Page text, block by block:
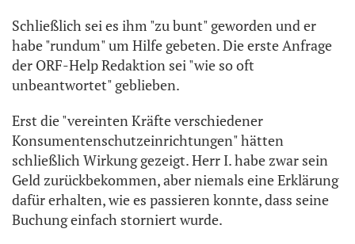
Schließlich sei es ihm "zu bunt" geworden und er
habe "rundum" um Hilfe gebeten. Die erste Anfrage
der ORF-Help Redaktion sei "wie so oft
unbeantwortet" geblieben.
Erst die "vereinten Kräfte verschiedener
Konsumentenschutzeinrichtungen" hätten
schließlich Wirkung gezeigt. Herr I. habe zwar sein
Geld zurückbekommen, aber niemals eine Erklärung
dafür erhalten, wie es passieren konnte, dass seine
Buchung einfach storniert wurde.